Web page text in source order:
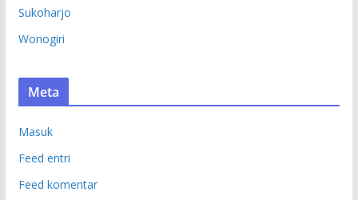
Sukoharjo
Wonogiri
Meta
Masuk
Feed entri
Feed komentar